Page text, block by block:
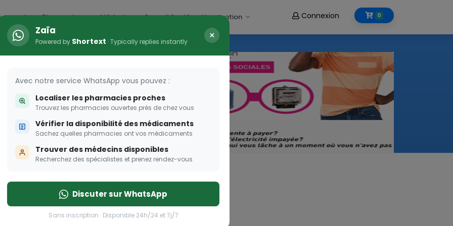
Pharmacies Médecins Conseil Santé Vaccination 0
Connexion
Dream
à pique!
Zaïa
Powered by Shortext · Typically replies instantly ×
Avec notre service WhatsApp vous pouvez :
Localiser les pharmacies proches
Trouvez les pharmacies ouvertes près de chez vous
Vérifier la disponibilité des médicaments
Sachez quelles pharmacies ont vos médicaments
Trouver des médecins disponibles
Recherchez des spécialistes et prenez rendez-vous
Discuter sur WhatsApp
Sans inscription · Disponible 24h/24 et 7j/7